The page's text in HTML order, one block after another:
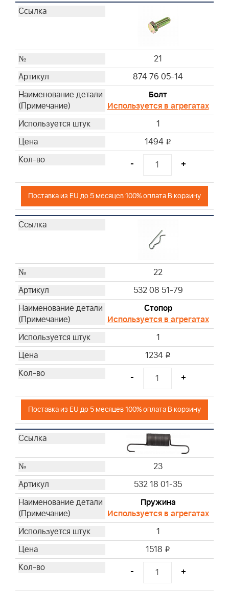
21
874 76 05-14
Болт
Используется в агрегатах
1
1494 i
- +
Поставка из EU до 5 месяцев 100% оплата В корзину
22
532 08 51-79
Стопор
Используется в агрегатах
1
1234 i
- +
Поставка из EU до 5 месяцев 100% оплата В корзину
23
532 18 01-35
Пружина
Используется в агрегатах
1
1518 i
- +